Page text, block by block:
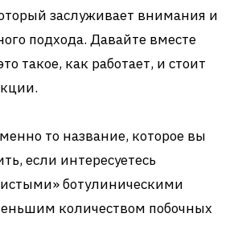
заслуживает внимания и
подхода. Давайте вместе
такое, как работает, и стоит
то название, которое вы
если интересуетесь
ботулиническими
количеством побочных